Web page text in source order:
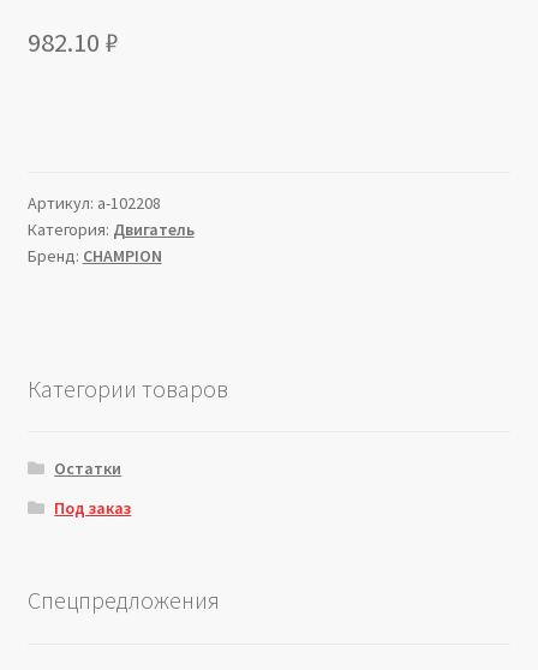
982.10 ₽
Артикул: a-102208
Категория: Двигатель
Бренд: CHAMPION
Категории товаров
Остатки
Под заказ
Спецпредложения